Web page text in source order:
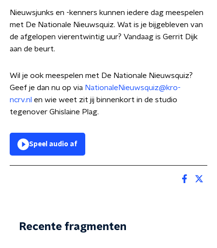
Nieuwsjunks en -kenners kunnen iedere dag meespelen
met De Nationale Nieuwsquiz. Wat is je bijgebleven van
de afgelopen vierentwintig uur? Vandaag is Gerrit Dijk
aan de beurt.
Wil je ook meespelen met De Nationale Nieuwsquiz?
Geef je dan nu op via NationaleNieuwsquiz@kro-
ncrv.nl en wie weet zit jij binnenkort in de studio
tegenover Ghislaine Plag.
Speel audio af
Recente fragmenten